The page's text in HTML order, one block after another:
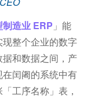
造业 ERP 」能
整个企业的数字
和数据之间，产
闰阇的系统中有
工序名称」表，